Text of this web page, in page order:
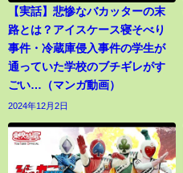
【実話】悲惨なバカッターの末
路とは？アイスケース寝そべり
事件・冷蔵庫侵入事件の学生が
通っていた学校のブチギレがす
ごい…（マンガ動画）
2024年12月2日